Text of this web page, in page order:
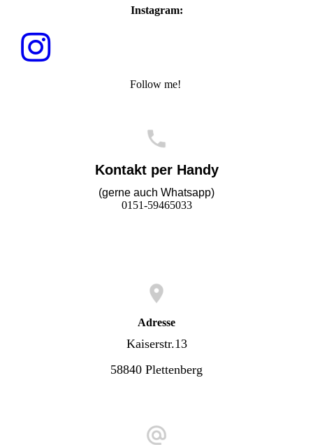
Instagram:
Follow me!
Kontakt per Handy
(gerne auch Whatsapp)
0151-59465033
Adresse
Kaiserstr.13
58840 Plettenberg